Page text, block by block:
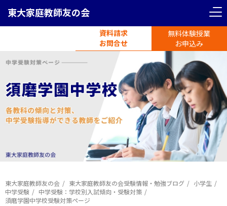
東大家庭教師友の会
資料請求
お問合せ
無料体験授業
お申込み
東大家庭教師友の会 東大家庭教師友の会受験情報・勉強ブログ
小学生
中学受験
中学受験：学校別入試傾向・受験対策
須磨学園中学校受験対策ページ